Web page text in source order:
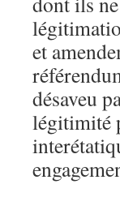
et
désaveu
légitimité